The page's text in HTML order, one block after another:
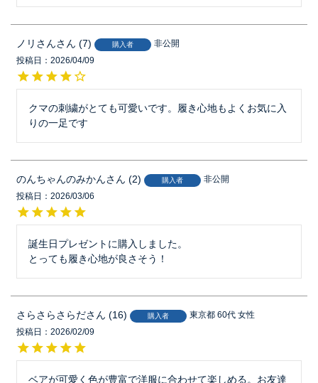
ノリさん 7 購入者
非公開
投稿日
2026/04/09
クマの刺繍がとても可愛いです。履き心地もよくお気に入
りの一足です
のんちゃんのみかん 2 購入者
非公開
投稿日
2026/03/06
誕生日プレゼントに購入しました。
とっても履き心地が良さそう！
さらさらさらだ 16 購入者 東京都 60代 女性
投稿日
2026/02/09
ベアが可愛く色が豊富で洋服に合わせて楽しめる。お友達